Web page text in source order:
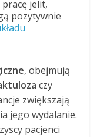
jelit,
pozytywnie
, obejmują
czy
zwiększają
jego wydalanie.
pacjenci